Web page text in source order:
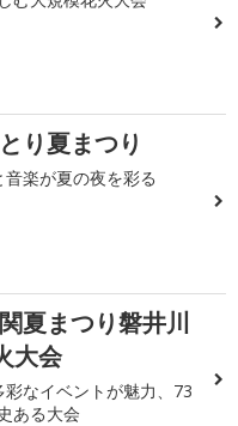
り夏まつり
楽が夏の夜を彩る
夏まつり磐井川
大会
なイベントが魅力、73
ある大会